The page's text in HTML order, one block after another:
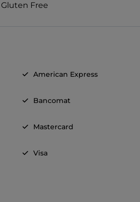
Free
American Express
Bancomat
Mastercard
Visa